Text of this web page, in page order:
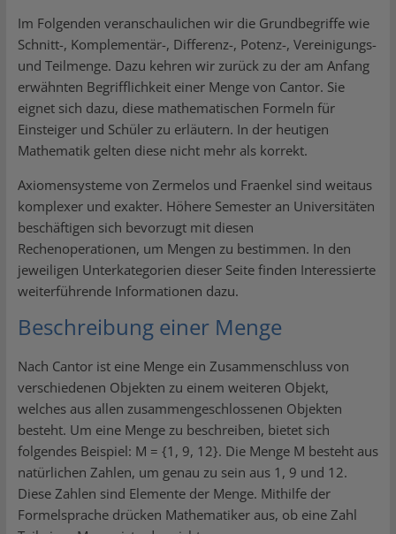
Im Folgenden veranschaulichen wir die Grundbegriffe wie
Schnitt-, Komplementär-, Differenz-, Potenz-, Vereinigungs-
und Teilmenge. Dazu kehren wir zurück zu der am Anfang
erwähnten Begrifflichkeit einer Menge von Cantor. Sie
eignet sich dazu, diese mathematischen Formeln für
Einsteiger und Schüler zu erläutern. In der heutigen
Mathematik gelten diese nicht mehr als korrekt.
Axiomensysteme von Zermelos und Fraenkel sind weitaus
komplexer und exakter. Höhere Semester an Universitäten
beschäftigen sich bevorzugt mit diesen
Rechenoperationen, um Mengen zu bestimmen. In den
jeweiligen Unterkategorien dieser Seite finden Interessierte
weiterführende Informationen dazu.
Beschreibung einer Menge
Nach Cantor ist eine Menge ein Zusammenschluss von
verschiedenen Objekten zu einem weiteren Objekt,
welches aus allen zusammengeschlossenen Objekten
besteht. Um eine Menge zu beschreiben, bietet sich
folgendes Beispiel: M = {1, 9, 12}. Die Menge M besteht aus
natürlichen Zahlen, um genau zu sein aus 1, 9 und 12.
Diese Zahlen sind Elemente der Menge. Mithilfe der
Formelsprache drücken Mathematiker aus, ob eine Zahl